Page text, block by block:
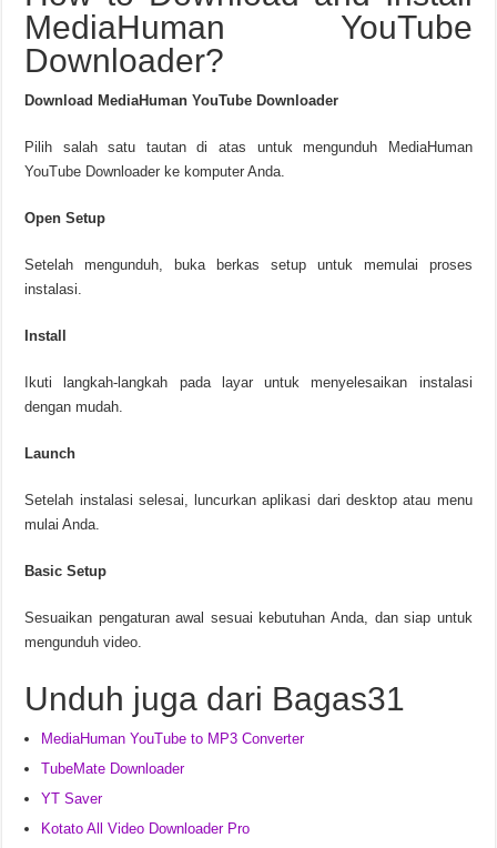
MediaHuman YouTube
Downloader?
Download MediaHuman YouTube Downloader
Pilih salah satu tautan di atas untuk mengunduh MediaHuman
YouTube Downloader ke komputer Anda.
Open Setup
Setelah mengunduh, buka berkas setup untuk memulai proses
instalasi.
Install
Ikuti langkah-langkah pada layar untuk menyelesaikan instalasi
dengan mudah.
Launch
Setelah instalasi selesai, luncurkan aplikasi dari desktop atau menu
mulai Anda.
Basic Setup
Sesuaikan pengaturan awal sesuai kebutuhan Anda, dan siap untuk
mengunduh video.
Unduh juga dari Bagas31
MediaHuman YouTube to MP3 Converter
TubeMate Downloader
YT Saver
Kotato All Video Downloader Pro